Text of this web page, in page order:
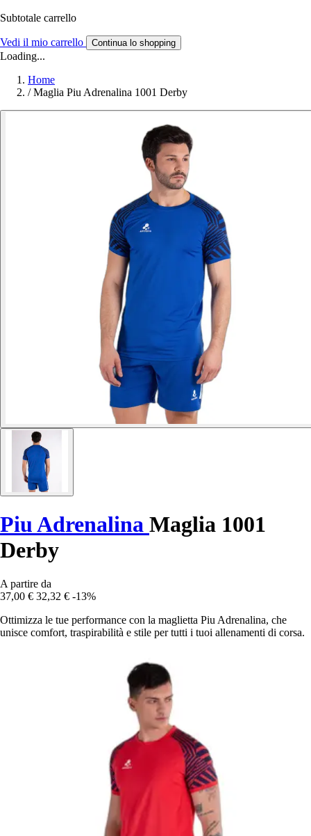
Subtotale carrello
Vedi il mio carrello Continua lo shopping
Loading...
Home
/ Maglia Piu Adrenalina 1001 Derby
Piu Adrenalina Maglia 1001
Derby
A partire da
37,00 € 32,32 € -13%
Ottimizza le tue performance con la maglietta Piu Adrenalina, che
unisce comfort, traspirabilità e stile per tutti i tuoi allenamenti di corsa.